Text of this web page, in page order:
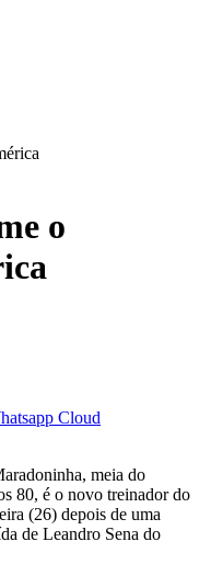
o
Cloud
meia do
80, é o novo treinador do
(26) depois de uma
de Leandro Sena do